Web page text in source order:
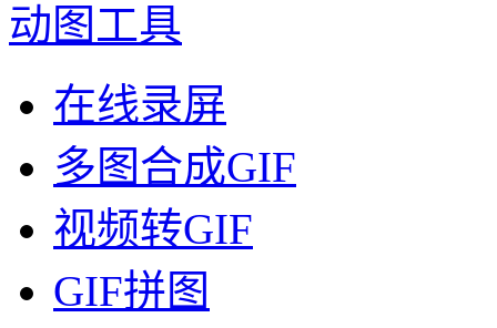
动图工具
在线录屏
多图合成GIF
视频转GIF
GIF拼图